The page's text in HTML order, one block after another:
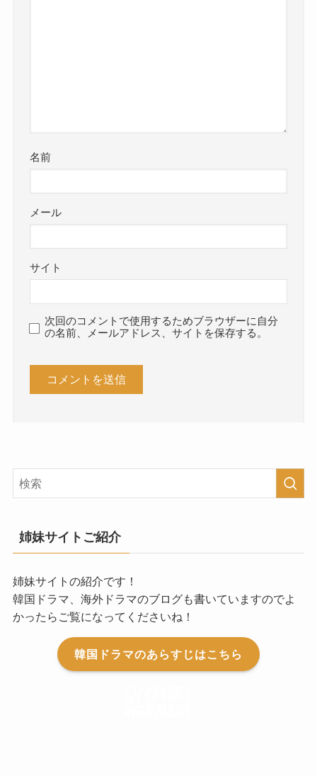
名前
メール
サイト
次回のコメントで使用するためブラウザーに自分
の名前、メールアドレス、サイトを保存する。
姉妹サイトご紹介
姉妹サイトの紹介です！
韓国ドラマ、海外ドラマのブログも書いていますのでよ
かったらご覧になってくださいね！
韓国ドラマのあらすじはこちら